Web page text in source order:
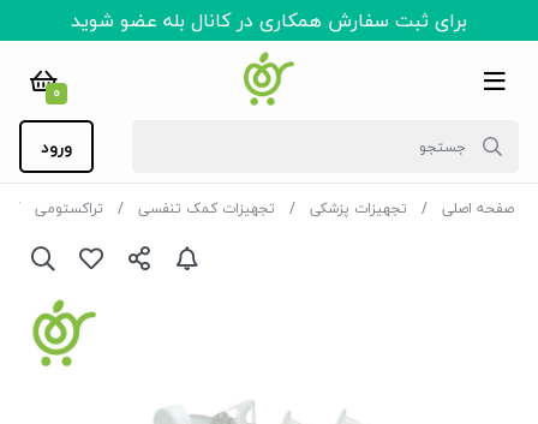
برای ثبت سفارش همکاری در کانال بله عضو شوید
0
ورود
صفحه اصلی تجهیزات پزشکی تجهیزات کمک تنفسی تراکستومی